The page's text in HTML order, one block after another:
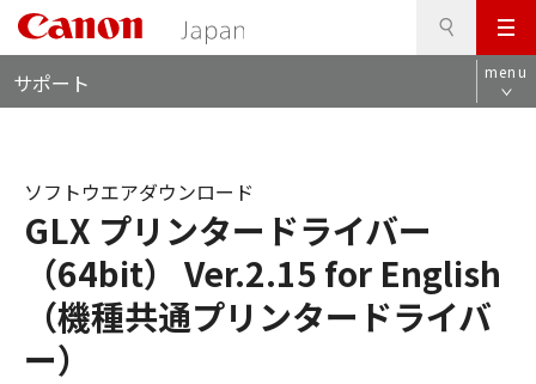
メ
ニ
ュ
サポート menu
GLX プリンタードライバー
（64bit） Ver.2.15 for English
（機種共通プリンタードライバ
ー）
ソフトウエアダウンロード